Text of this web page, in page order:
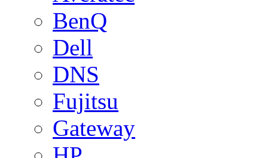
BenQ
Dell
DNS
Fujitsu
Gateway